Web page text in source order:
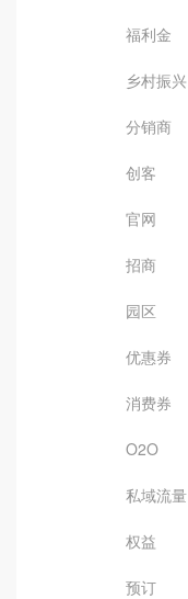
福利金
乡村振兴
分销商
创客
官网
招商
园区
优惠券
消费券
O2O
私域流量
权益
预订